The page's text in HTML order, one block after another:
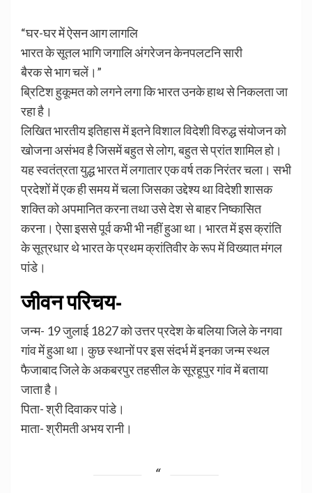
“घर-घर में ऐसन आग लागलि
भारत के सूतल भागि जगालि अंगरेजन केनपलटनि सारी
बैरक से भाग चलें।”
ब्रिटिश हुकूमत को लगने लगा कि भारत उनके हाथ से निकलता जा
रहा है।
लिखित भारतीय इतिहास में इतने विशाल विदेशी विरुद्ध संयोजन को
खोजना असंभव है जिसमें बहुत से लोग, बहुत से प्रांत शामिल हो।
यह स्वतंत्रता युद्ध भारत में लगातार एक वर्ष तक निरंतर चला। सभी
प्रदेशों में एक ही समय में चला जिसका उद्देश्य था विदेशी शासक
शक्ति को अपमानित करना तथा उसे देश से बाहर निष्कासित
करना। ऐसा इससे पूर्व कभी भी नहीं हुआ था। भारत में इस क्रांति
के सूत्रधार थे भारत के प्रथम क्रांतिवीर के रूप में विख्यात मंगल
पांडे।
जीवन परिचय-
जन्म- 19 जुलाई 1827 को उत्तर प्रदेश के बलिया जिले के नगवा
गांव में हुआ था। कुछ स्थानों पर इस संदर्भ में इनका जन्म स्थल
फैजाबाद जिले के अकबरपुर तहसील के सूरहूपुर गांव में बताया
जाता है।
पिता- श्री दिवाकर पांडे।
माता- श्रीमती अभय रानी।